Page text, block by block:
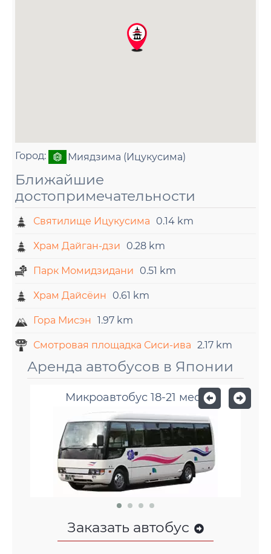
Город: Миядзима (Ицукусима)
Ближайшие
достопримечательности
Святилище Ицукусима 0.14 km
Храм Дайган-дзи 0.28 km
Парк Момидзидани 0.51 km
Храм Дайсёин 0.61 km
Гора Мисэн 1.97 km
Смотровая площадка Сиси-ива 2.17 km
Аренда автобусов в Японии
Микроавтобус 18-21 мест
Заказать автобус